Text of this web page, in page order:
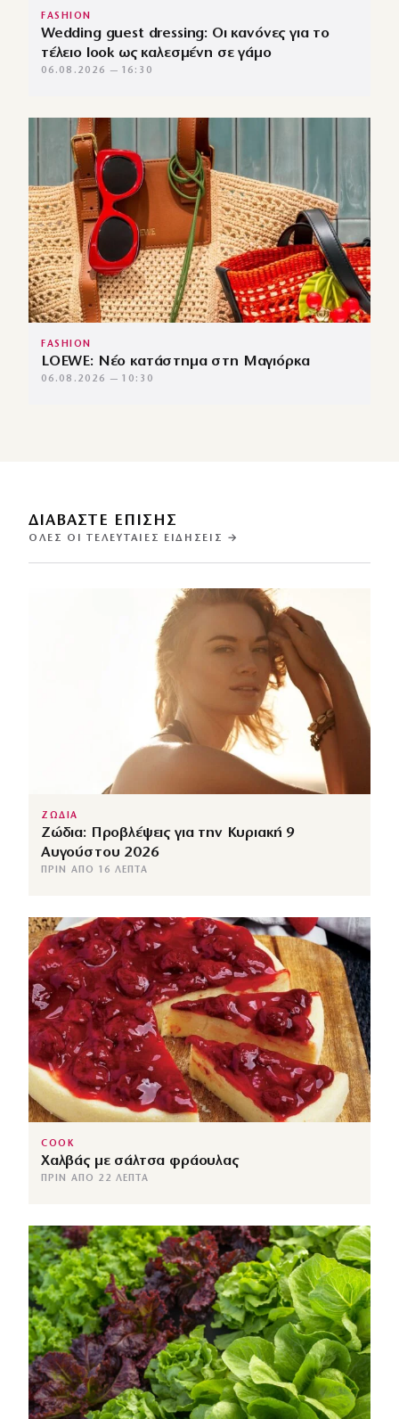
FASHION
Wedding guest dressing: Οι κανόνες για το
τέλειο look ως καλεσμένη σε γάμο
06.08.2026 — 16:30
FASHION
LOEWE: Νέο κατάστημα στη Μαγιόρκα
06.08.2026 — 10:30
ΔΙΑΒΑΣΤΕ ΕΠΙΣΗΣ
ΌΛΕΣ ΟΙ ΤΕΛΕΥΤΑΊΕΣ ΕΙΔΉΣΕΙΣ →
ΖΩΔΙΑ
Ζώδια: Προβλέψεις για την Κυριακή 9
Αυγούστου 2026
ΠΡΙΝ ΑΠΌ 16 ΛΕΠΤΆ
COOK
Χαλβάς με σάλτσα φράουλας
ΠΡΙΝ ΑΠΌ 22 ΛΕΠΤΆ